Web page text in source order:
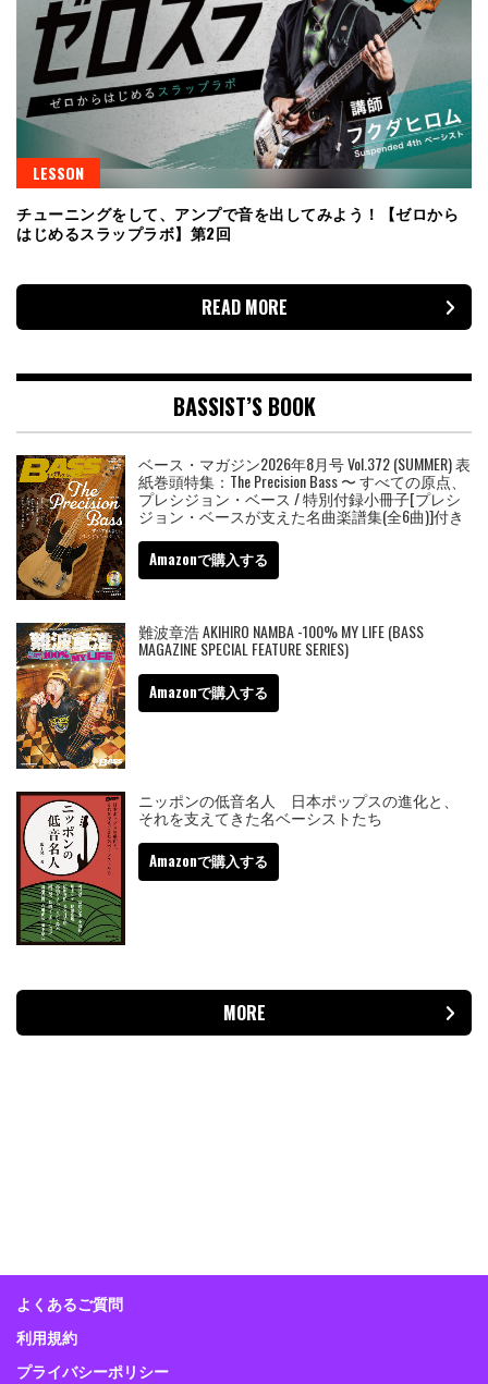
LESSON
チューニングをして、アンプで音を出してみよう！【ゼロから
はじめるスラップラボ】第2回
READ MORE
BASSIST’S BOOK
ベース・マガジン2026年8月号 Vol.372 (SUMMER) 表
紙巻頭特集：The Precision Bass 〜 すべての原点、
プレシジョン・ベース / 特別付録小冊子[プレシ
ジョン・ベースが支えた名曲楽譜集(全6曲)]付き
Amazonで購入する
難波章浩 AKIHIRO NAMBA -100% MY LIFE (BASS
MAGAZINE SPECIAL FEATURE SERIES)
Amazonで購入する
ニッポンの低音名人 日本ポップスの進化と、
それを支えてきた名ベーシストたち
Amazonで購入する
MORE
よくあるご質問
利用規約
プライバシーポリシー